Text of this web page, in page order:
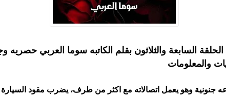
السابعة والثلاثون بقلم الكاتبه سوما العربي حصريه
والمعلومات
جنونية وهو يعمل اتصالاته مع اكثر من طرف، يضرب مقود السيارة